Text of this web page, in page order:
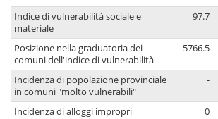
Indice di vulnerabilità sociale e
materiale
97.7
Posizione nella graduatoria dei
comuni dell'indice di vulnerabilità
5766.5
Incidenza di popolazione provinciale
in comuni "molto vulnerabili"
-
Incidenza di alloggi impropri 0